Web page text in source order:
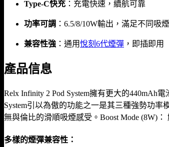
Type-C快充 ：充電快速，續航可靠
功率可調 ：6.5/8/10W輸出，滿足不同吸
兼容性強 ：通用悅刻6代煙彈 ，即插即用
產品信息
Relx Infinity 2 Pod System擁有更大的440mAh
System引以為傲的功能之一是其三種強勢功率
無與倫比的滑順吸煙感受。Boost Mode (8W)
多樣的煙彈兼容性：